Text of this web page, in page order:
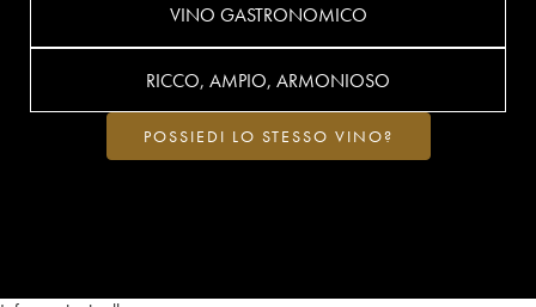
VINO GASTRONOMICO
RICCO, AMPIO, ARMONIOSO
POSSIEDI LO STESSO VINO?